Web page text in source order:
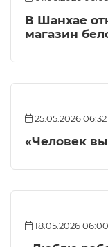
В Шанхае
магазин
25.05.2026 06:32
«Человек
18.05.2026 06:00